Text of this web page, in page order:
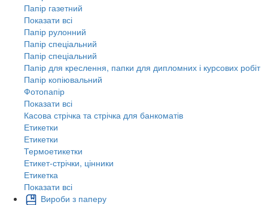
Папір газетний
Показати всі
Папір рулонний
Папір спеціальний
Папір спеціальний
Папір для креслення, папки для дипломних і курсових робіт
Папір копіювальний
Фотопапір
Показати всі
Касова стрічка та стрічка для банкоматів
Етикетки
Етикетки
Термоетикетки
Етикет-стрічки, цінники
Етикетка
Показати всі
Вироби з паперу